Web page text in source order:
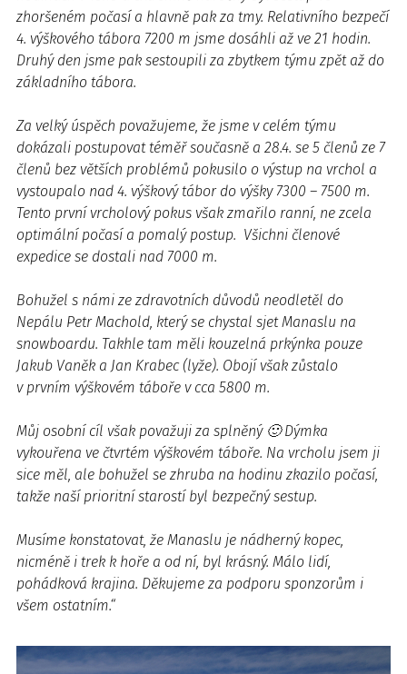
zhoršeném počasí a hlavně pak za tmy. Relativního bezpečí
4. výškového tábora 7200 m jsme dosáhli až ve 21 hodin.
Druhý den jsme pak sestoupili za zbytkem týmu zpět až do
základního tábora.
Za velký úspěch považujeme, že jsme v celém týmu
dokázali postupovat téměř současně a 28.4. se 5 členů ze 7
členů bez větších problémů pokusilo o výstup na vrchol a
vystoupalo nad 4. výškový tábor do výšky 7300 – 7500 m.
Tento první vrcholový pokus však zmařilo ranní, ne zcela
optimální počasí a pomalý postup. Všichni členové
expedice se dostali nad 7000 m.
Bohužel s námi ze zdravotních důvodů neodletěl do
Nepálu Petr Machold, který se chystal sjet Manaslu na
snowboardu. Takhle tam měli kouzelná prkýnka pouze
Jakub Vaněk a Jan Krabec (lyže). Obojí však zůstalo
v prvním výškovém táboře v cca 5800 m.
Můj osobní cíl však považuji za splněný 🙂 Dýmka
vykouřena ve čtvrtém výškovém táboře. Na vrcholu jsem ji
sice měl, ale bohužel se zhruba na hodinu zkazilo počasí,
takže naší prioritní starostí byl bezpečný sestup.
Musíme konstatovat, že Manaslu je nádherný kopec,
nicméně i trek k hoře a od ní, byl krásný. Málo lidí,
pohádková krajina. Děkujeme za podporu sponzorům i
všem ostatním.“